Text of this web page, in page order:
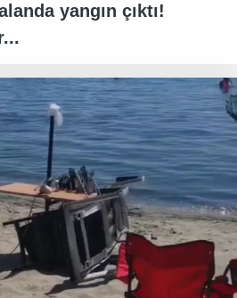
yangın çıktı!